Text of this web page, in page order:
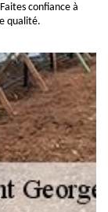
confiance à
qualité.